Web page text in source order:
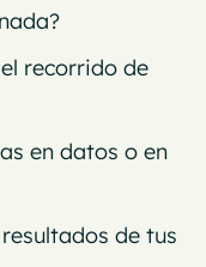
recorrido de
en datos o en
de tus